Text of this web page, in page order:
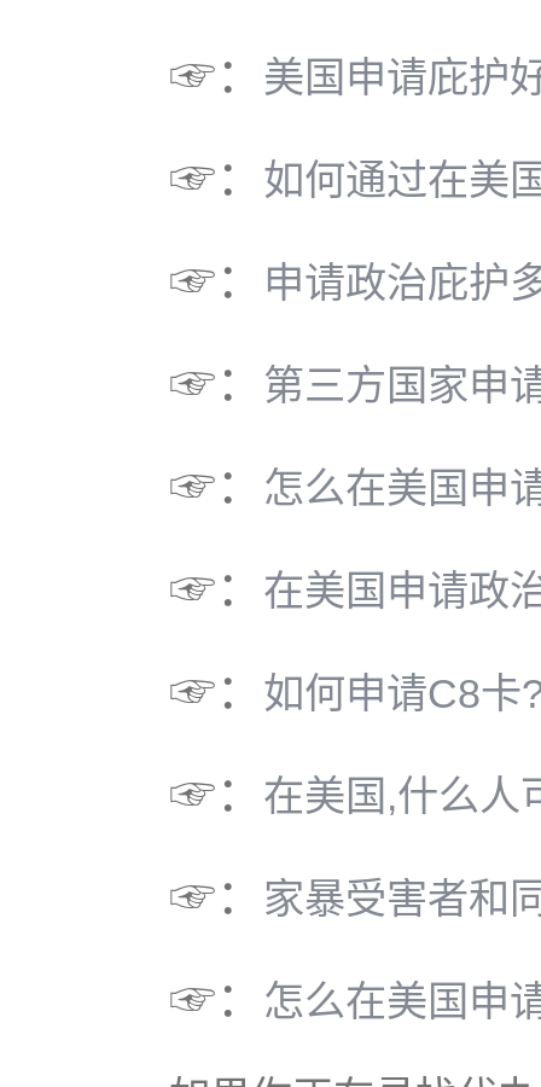
☞： 美国申请庇护
☞： 如何通过在美
☞： 申请政治庇护
☞： 第三方国家申
☞： 怎么在美国申
☞： 在美国申请政
☞： 如何申请C8卡
☞： 在美国,什么人
☞： 家暴受害者和
☞： 怎么在美国申